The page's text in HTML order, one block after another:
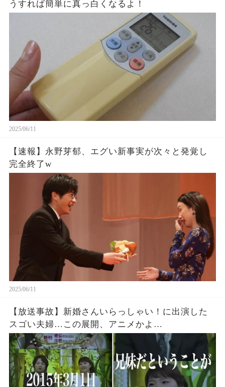
うすれば簡単に真っ白くなるよ！
2025/06/11
【速報】永野芽郁、エグい新事実が次々と発覚し
完全終了w
2025/06/11
【放送事故】新婚さんいらっしゃい！に出演した
スゴい夫婦…この展開、アニメかよ…